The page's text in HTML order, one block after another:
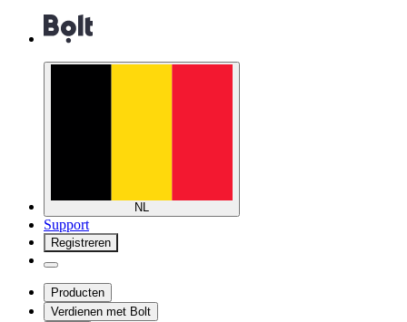
NL
Support
Registreren
Producten
Verdienen met Bolt